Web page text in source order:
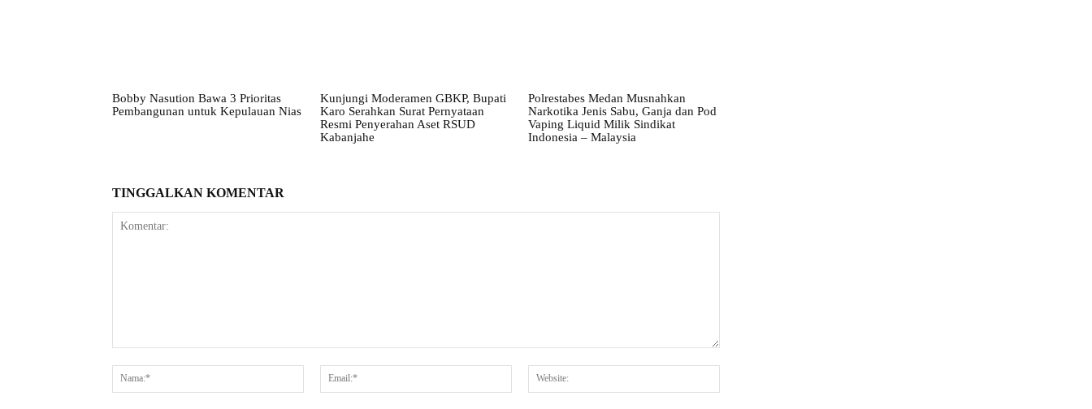
Bobby Nasution Bawa 3 Prioritas
Pembangunan untuk Kepulauan Nias
Kunjungi Moderamen GBKP, Bupati
Karo Serahkan Surat Pernyataan
Resmi Penyerahan Aset RSUD
Kabanjahe
Polrestabes Medan Musnahkan
Narkotika Jenis Sabu, Ganja dan Pod
Vaping Liquid Milik Sindikat
Indonesia – Malaysia
TINGGALKAN KOMENTAR
Nama:*
Email:*